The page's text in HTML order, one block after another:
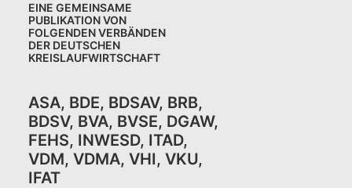
EINE GEMEINSAME
PUBLIKATION VON
FOLGENDEN VERBÄNDEN
DER DEUTSCHEN
KREISLAUFWIRTSCHAFT
ASA, BDE, BDSAV, BRB,
BDSV, BVA, BVSE, DGAW,
FEHS, INWESD, ITAD,
VDM, VDMA, VHI, VKU,
IFAT